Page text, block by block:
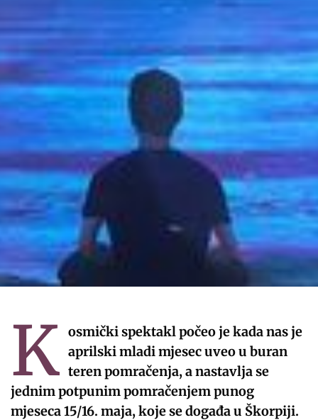
K osmički spektakl počeo je kada nas je
aprilski mladi mjesec uveo u buran
teren pomračenja, a nastavlja se
jednim potpunim pomračenjem punog
mjeseca 15/16. maja, koje se događa u Škorpiji.